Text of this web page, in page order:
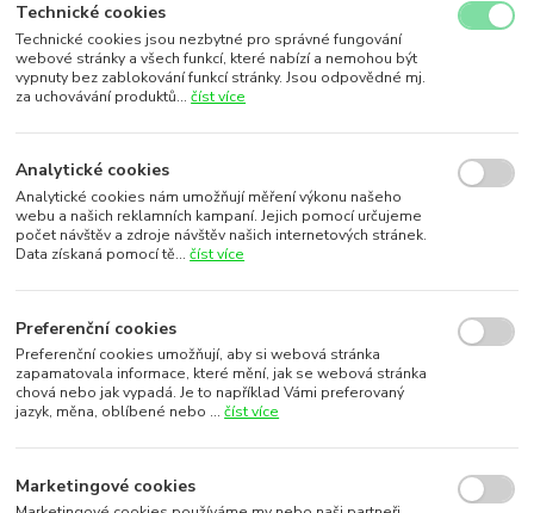
Technické cookies
Technické cookies jsou nezbytné pro správné fungování
webové stránky a všech funkcí, které nabízí a nemohou být
vypnuty bez zablokování funkcí stránky. Jsou odpovědné mj.
za uchovávání produktů...číst více
Analytické cookies
Analytické cookies nám umožňují měření výkonu našeho
webu a našich reklamních kampaní. Jejich pomocí určujeme
počet návštěv a zdroje návštěv našich internetových stránek.
Data získaná pomocí tě...číst více
Preferenční cookies
Preferenční cookies umožňují, aby si webová stránka
zapamatovala informace, které mění, jak se webová stránka
chová nebo jak vypadá. Je to například Vámi preferovaný
jazyk, měna, oblíbené nebo ...číst více
Marketingové cookies